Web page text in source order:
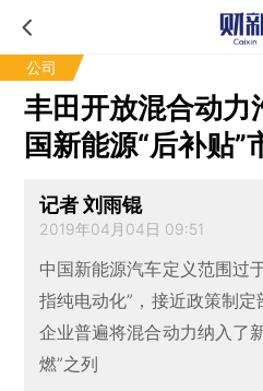
公司
丰田开放混合动力
国新能源“后补贴”
记者 刘雨锟
2019年04月04日 09:51
中国新能源汽车定义范围过
指纯电动化”，接近政策制
企业普遍将混合动力纳入了
燃”之列